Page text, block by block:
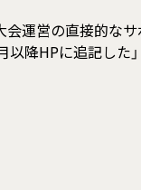
会運営の直接的な
以降HPに追記した